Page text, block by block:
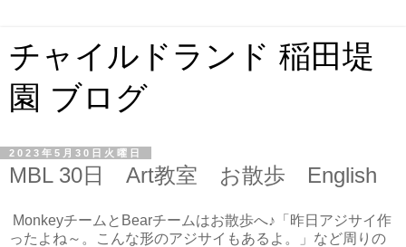
チャイルドランド 稲田堤
園 ブログ
2023年5月30日火曜日
MBL 30日 Art教室 お散歩 English
MonkeyチームとBearチームはお散歩へ♪ 「昨日アジサイ作
ったよね～。こんな形のアジサイもあるよ。」など周りの